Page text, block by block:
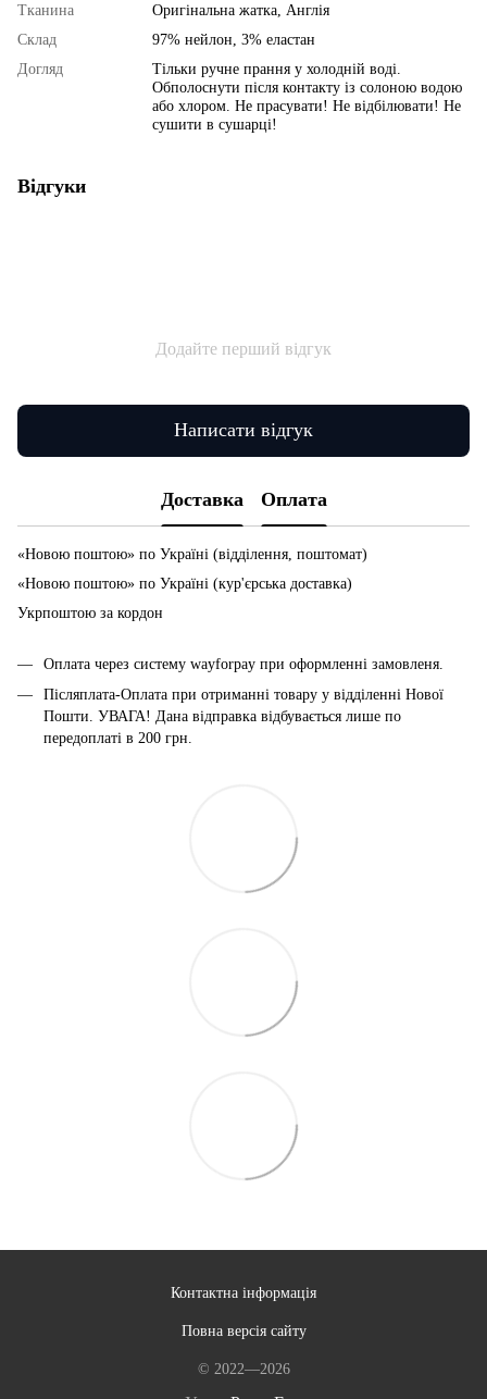
Тканина
Оригінальна жатка, Англія
Склад
97% нейлон, 3% еластан
Догляд
Тільки ручне прання у холодній воді.
Обполоснути після контакту із солоною водою
або хлором. Не прасувати! Не відбілювати! Не
сушити в сушарці!
Відгуки
Додайте перший відгук
Написати відгук
Доставка Оплата
«Новою поштою» по Україні (відділення, поштомат)
«Новою поштою» по Україні (кур'єрська доставка)
Укрпоштою за кордон
Оплата через систему wayforpay при оформленні замовленя.
Післяплата-Оплата при отриманні товару у відділенні Нової
Пошти. УВАГА! Дана відправка відбувається лише по
передоплаті в 200 грн.
Контактна інформація
Повна версія сайту
© 2022—2026